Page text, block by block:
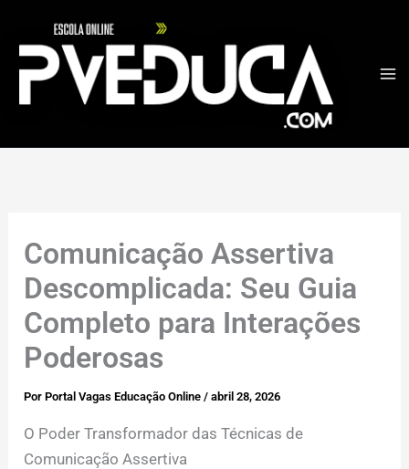
Comunicação Assertiva
Descomplicada: Seu Guia
Completo para Interações
Poderosas
PorPortal Vagas Educação Online/abril 28, 2026
O Poder Transformador das Técnicas de
Comunicação Assertiva